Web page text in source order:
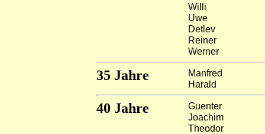
Willi
Uwe
Detlev
Reiner
Werner
35 Jahre
Manfred
Harald
40 Jahre
Guenter
Joachim
Theodor